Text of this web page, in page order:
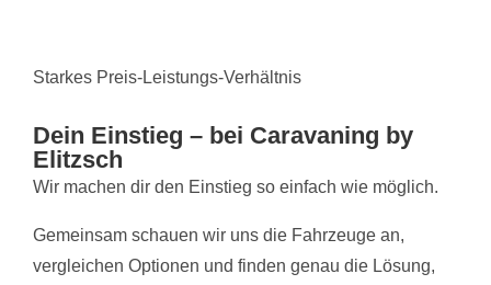
Starkes Preis-Leistungs-Verhältnis
Dein Einstieg – bei Caravaning by
Elitzsch
Wir machen dir den Einstieg so einfach wie möglich.
Gemeinsam schauen wir uns die Fahrzeuge an,
vergleichen Optionen und finden genau die Lösung,